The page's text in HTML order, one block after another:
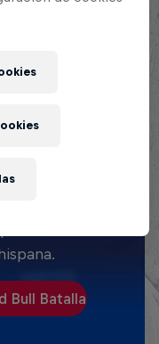
SUS
Bull Batalla